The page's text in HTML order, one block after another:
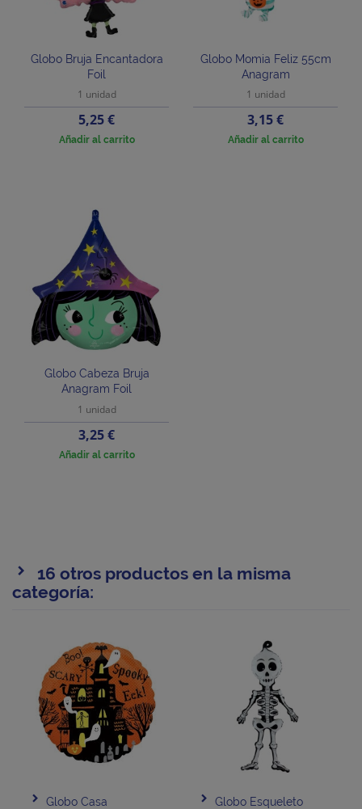
Globo Bruja Encantadora
Foil
1 unidad
Precio
5,25 €
Añadir al carrito
Globo Momia Feliz 55cm
Anagram
1 unidad
Precio
3,15 €
Añadir al carrito
Globo Cabeza Bruja
Anagram Foil
1 unidad
Precio
3,25 €
Añadir al carrito
16 otros productos en la misma
categoría:
Globo Casa
Globo Esqueleto